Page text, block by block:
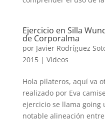
Ejercicio en Silla
de Corporalma
por Javier Rodríguez
2015| Vídeos
Hola pilateros, aquí va
realizado por Eva
ejercicio se llama
notable alineación